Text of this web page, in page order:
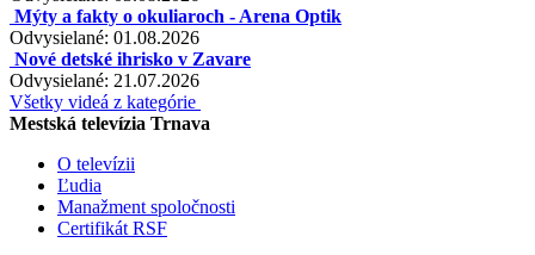
Mýty a fakty o okuliaroch - Arena Optik
Odvysielané: 01.08.2026
Nové detské ihrisko v Zavare
Odvysielané: 21.07.2026
Všetky videá z kategórie
Mestská televízia Trnava
O televízii
Ľudia
Manažment spoločnosti
Certifikát RSF